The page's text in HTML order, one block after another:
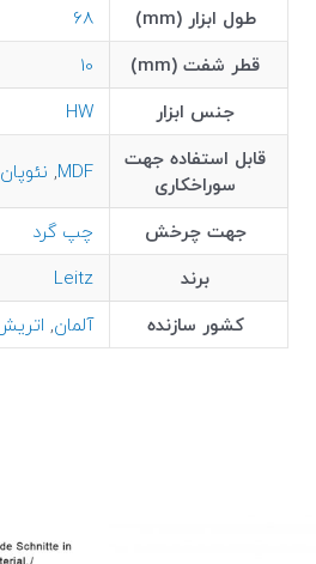
طول ابزار (mm)
68
قطر شفت (mm)
10
جنس ابزار
HW
قابل استفاده جهت
سوراخکاری
MDF
, نئوپان
جهت چرخش
چپ گرد
برند
Leitz
کشور سازنده
آلمان,